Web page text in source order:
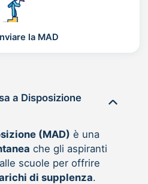
la MAD
(MAD) è una
che gli aspiranti
scuole per offrire
di supplenza.